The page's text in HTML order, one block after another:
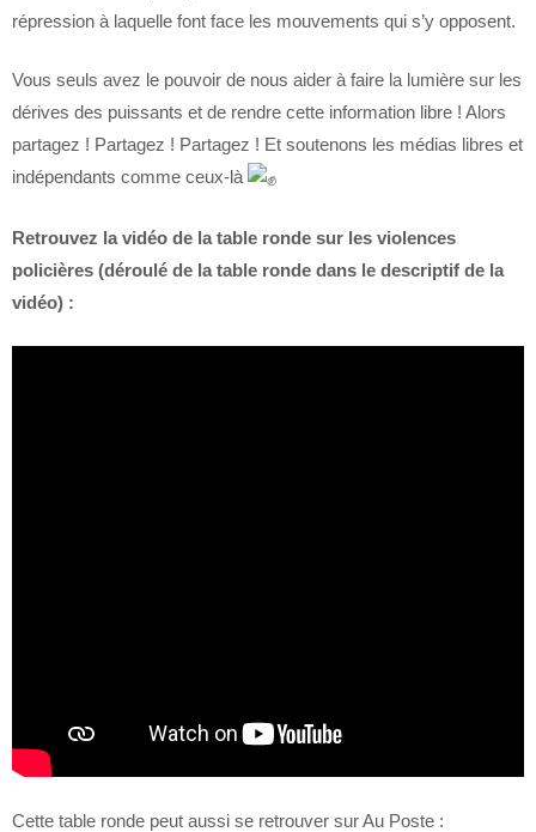
répression à laquelle font face les mouvements qui s’y opposent.
Vous seuls avez le pouvoir de nous aider à faire la lumière sur les
dérives des puissants et de rendre cette information libre ! Alors
partagez ! Partagez ! Partagez ! Et soutenons les médias libres et
indépendants comme ceux-là
Retrouvez la vidéo de la table ronde sur les violences
policières (déroulé de la table ronde dans le descriptif de la
vidéo) :
Cette table ronde peut aussi se retrouver sur Au Poste :